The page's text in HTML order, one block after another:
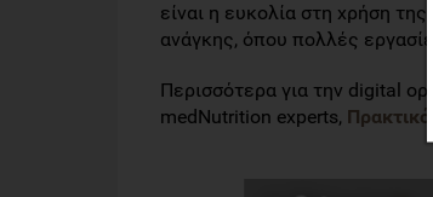
είναι η ευκολία στη χρήση
ανάγκης, όπου πολλές
Περισσότερα για την digital
medNutrition experts,